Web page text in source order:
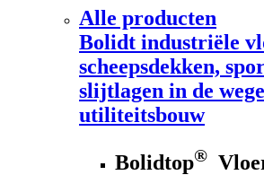
Alle producten
Bolidt industriële
scheepsdekken,
slijtlagen in de
utiliteitsbouw
Bolidtop®